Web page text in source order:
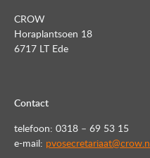
CROW
Horaplantsoen 18
6717 LT Ede
Contact
telefoon: 0318 – 69 53 15
e-mail: pvosecretariaat@crow.nl